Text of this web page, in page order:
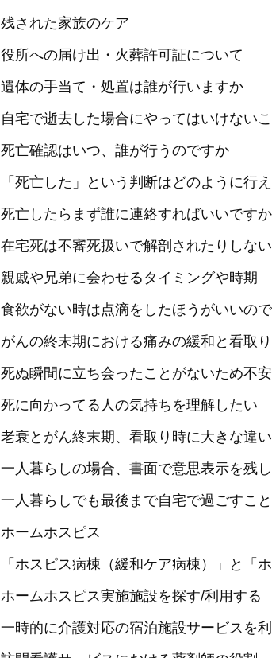
残された家族のケア
役所への届け出・火葬許可証について
遺体の手当て・処置は誰が行いますか
自宅で逝去した場合にやってはいけないこ
死亡確認はいつ、誰が行うのですか
「死亡した」という判断はどのように行
死亡したらまず誰に連絡すればいいですか
在宅死は不審死扱いで解剖されたりしな
親戚や兄弟に会わせるタイミングや時期
食欲がない時は点滴をしたほうがいいの
がんの終末期における痛みの緩和と看取り
死ぬ瞬間に立ち会ったことがないため不安
死に向かってる人の気持ちを理解したい
老衰とがん終末期、看取り時に大きな違
一人暮らしの場合、書面で意思表示を残
一人暮らしでも最後まで自宅で過ごすこ
ホームホスピス
「ホスピス病棟（緩和ケア病棟）」と「
ホームホスピス実施施設を探す/利用する
一時的に介護対応の宿泊施設サービスを